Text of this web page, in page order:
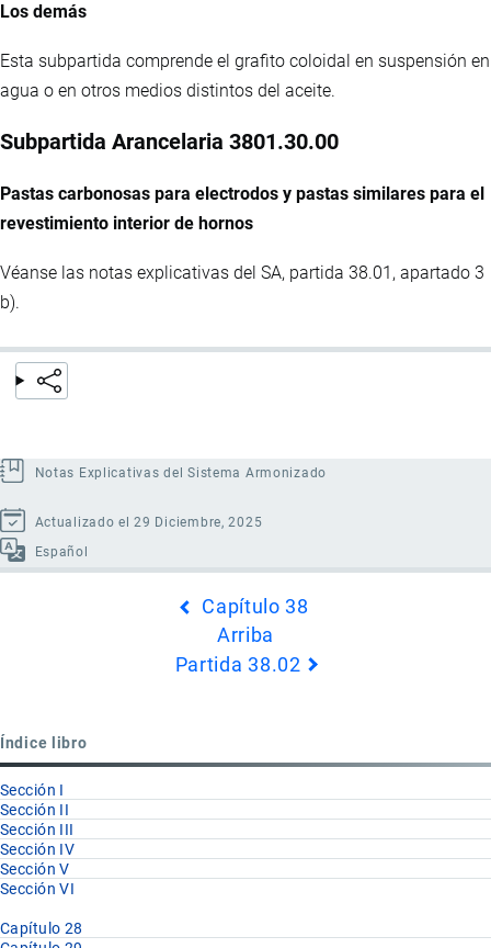
Los demás
Esta subpartida comprende el grafito coloidal en suspensión en
agua o en otros medios distintos del aceite.
Subpartida Arancelaria 3801.30.00
Pastas carbonosas para electrodos y pastas similares para el
revestimiento interior de hornos
Véanse las notas explicativas del SA, partida 38.01, apartado 3
b).
Notas Explicativas del Sistema Armonizado
Actualizado el 29 Diciembre, 2025
Español
38.01
Capítulo 38
Arriba
Partida 38.02
Índice libro
Sección I
Sección II
Sección III
Sección IV
Sección V
Sección VI
Capítulo 28